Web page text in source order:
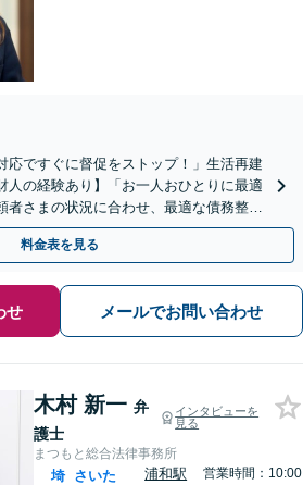
応ですぐに督促をストップ！」生活再建
人の経験あり】「お一人おひとりに最適
者さまの状況に合わせ、最適な債務整理
全個室相談】
料金表を見る
せ メールでお問い合わせ
木村 新一 弁
護士
インタビューを
見る
まつもと総合法律事務所
埼 さいた
浦和駅
営業時間：10:00